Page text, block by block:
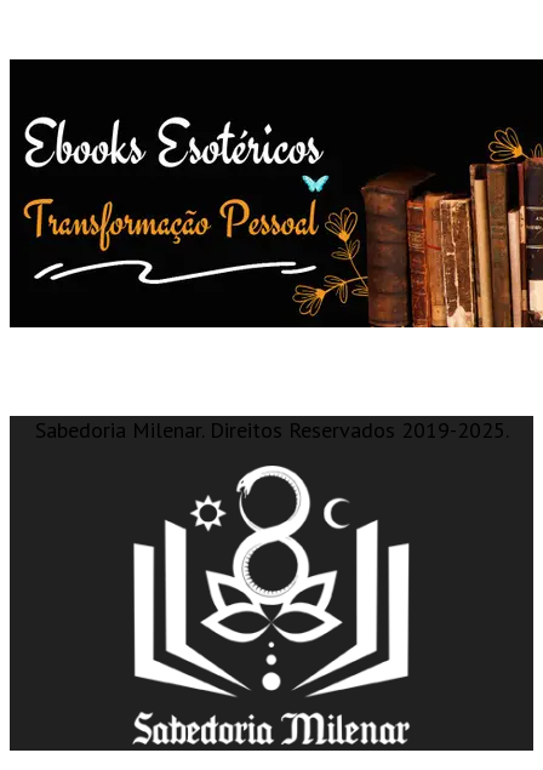
Sabedoria Milenar. Direitos Reservados 2019-2025.